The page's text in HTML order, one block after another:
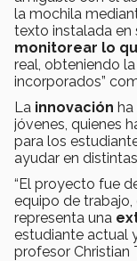
la mochila
texto instalada en
monitorear lo
real, obteniendo
incorporados”
La innovación ha
jóvenes, quienes
para los
ayudar en
“El proyecto fue
equipo de trabajo,
representa una
estudiante actual
profesor Christian